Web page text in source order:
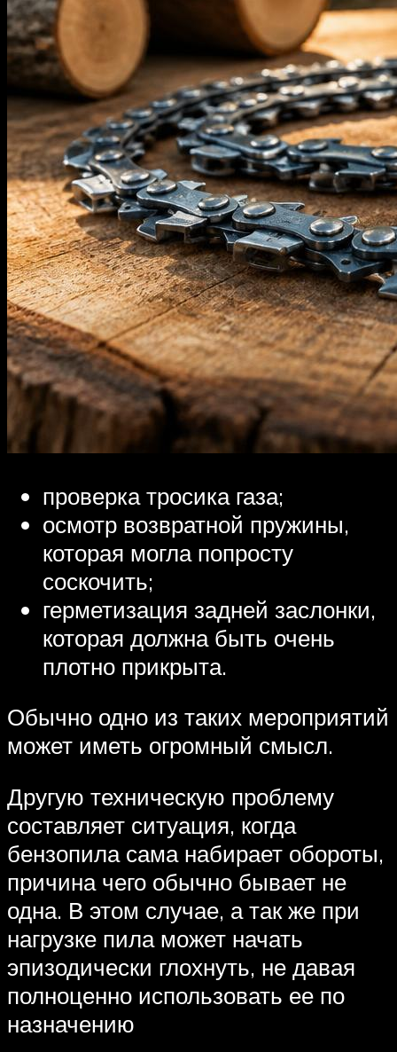
проверка тросика газа;
осмотр возвратной пружины,
которая могла попросту
соскочить;
герметизация задней заслонки,
которая должна быть очень
плотно прикрыта.
Обычно одно из таких мероприятий
может иметь огромный смысл.
Другую техническую проблему
составляет ситуация, когда
бензопила сама набирает обороты,
причина чего обычно бывает не
одна. В этом случае, а так же при
нагрузке пила может начать
эпизодически глохнуть, не давая
полноценно использовать ее по
назначению